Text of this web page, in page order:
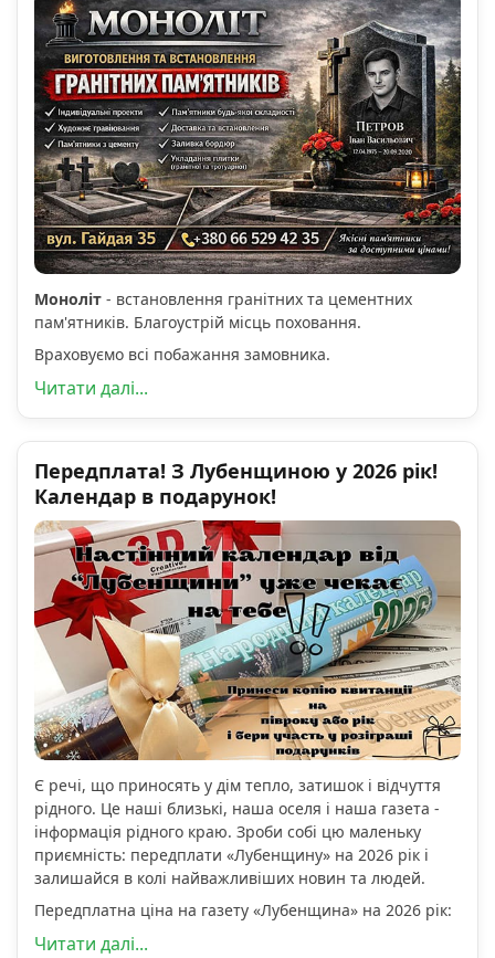
Моноліт - встановлення гранітних та цементних
пам'ятників. Благоустрій місць поховання.
Враховуємо всі побажання замовника.
Читати далі...
Передплата! З Лубенщиною у 2026 рік!
Календар в подарунок!
Є речі, що приносять у дім тепло, затишок і відчуття
рідного. Це наші близькі, наша оселя і наша газета -
інформація рідного краю. Зроби собі цю маленьку
приємність: передплати «Лубенщину» на 2026 рік і
залишайся в колі найважливіших новин та людей.
Передплатна ціна на газету «Лубенщина» на 2026 рік:
Читати далі...